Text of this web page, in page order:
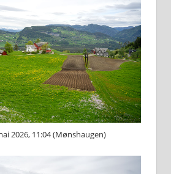
2026, 11:04 (Mønshaugen)